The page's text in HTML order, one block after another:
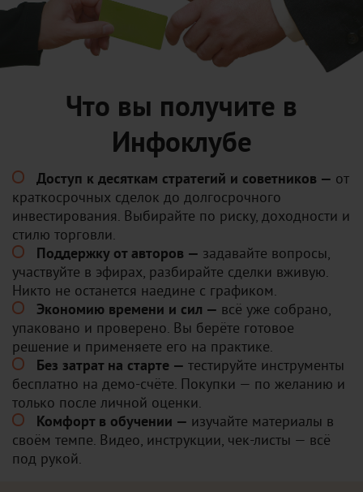
Что вы получите в
Инфоклубе
Доступ к десяткам стратегий и советников — от
краткосрочных сделок до долгосрочного
инвестирования. Выбирайте по риску, доходности и
стилю торговли.
Поддержку от авторов — задавайте вопросы,
участвуйте в эфирах, разбирайте сделки вживую.
Никто не останется наедине с графиком.
Экономию времени и сил — всё уже собрано,
упаковано и проверено. Вы берёте готовое
решение и применяете его на практике.
Без затрат на старте —тестируйте инструменты
бесплатно на демо-счёте. Покупки — по желанию и
только после личной оценки.
Комфорт в обучении — изучайте материалы в
своём темпе. Видео, инструкции, чек-листы — всё
под рукой.